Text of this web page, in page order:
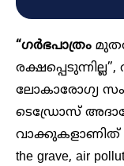
“ഗർഭപാത്രം
ലോകാരോഗ്യ
ടെഡ്രോസ്
വാക്കുകളാണിത്
the grave, air